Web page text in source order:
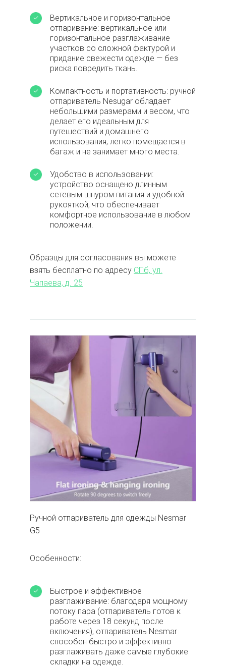
Вертикальное и горизонтальное
отпаривание: вертикальное или
горизонтальное разглаживание
участков со сложной фактурой и
придание свежести одежде — без
риска повредить ткань.
Компактность и портативность: ручной
отпариватель Nesugar обладает
небольшими размерами и весом, что
делает его идеальным для
путешествий и домашнего
использования, легко помещается в
багаж и не занимает много места.
Удобство в использовании:
устройство оснащено длинным
сетевым шнуром питания и удобной
рукояткой, что обеспечивает
комфортное использование в любом
положении.
Образцы для согласования вы можете
взять бесплатно по адресу СПб, ул.
Чапаева, д. 25
Ручной отпариватель для одежды Nesmar
G5
Особенности:
Быстрое и эффективное
разглаживание: благодаря мощному
потоку пара (отпариватель готов к
работе через 18 секунд после
включения), отпариватель Nesmar
способен быстро и эффективно
разглаживать даже самые глубокие
складки на одежде.